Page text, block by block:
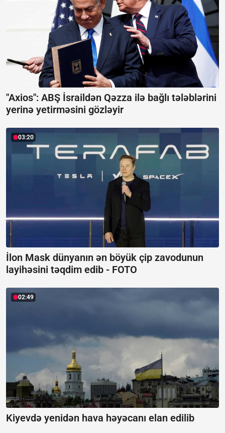
"Axios": ABŞ İsraildən Qəzza ilə bağlı tələblərini
yerinə yetirməsini gözləyir
03:20
İlon Mask dünyanın ən böyük çip zavodunun
layihəsini təqdim edib - FOTO
02:49
Kiyevdə yenidən hava həyəcanı elan edilib